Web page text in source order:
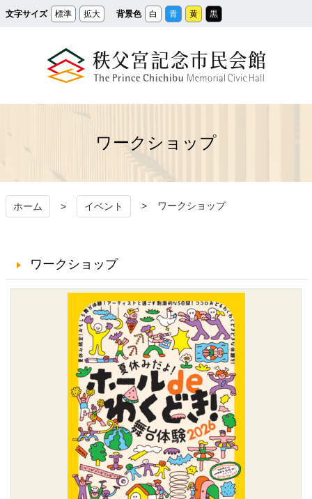
メ
イ
文字サイズ 標準 拡大 背景色 白 青 黄 黒
秩父宮記念市民会館
ワークショップ
ホーム イベント ワークショップ
ワークショップ